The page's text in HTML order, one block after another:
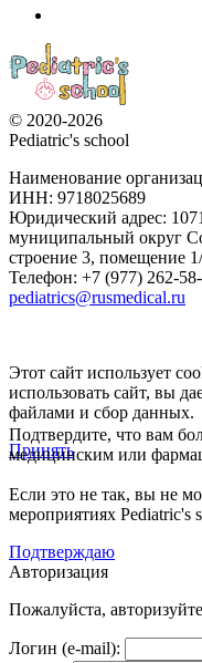
© 2020-2026
Pediatric's school
Наименование
ИНН: 9718025689
Юридический адрес:
муниципальный округ
строение 3, помещение
Телефон: +7 (977) 262-
pediatrics@rusmedical.ru
Этот сайт использует
использовать сайт, вы
файлами и сбор данных.
Принять
Подтвердите, что вам
медицинским или
Если это не так, вы не
мероприятиях Pediatric's
Подтверждаю
Авторизация
Пожалуйста,
Логин (e-mail):